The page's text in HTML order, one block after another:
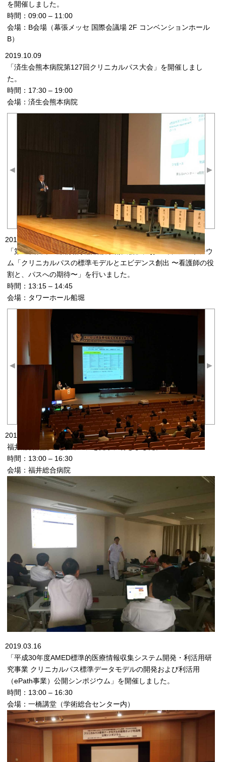
を開催しました。
時間：09:00 – 11:00
会場：B会場（幕張メッセ 国際会議場 2F コンベンションホール
B）
2019.10.09
「済生会熊本病院第127回クリニカルパス大会」を開催しまし
た。
時間：17:30 – 19:00
会場：済生会熊本病院
◀ ▶
2019.09.28
「第20回日本医療情報学会看護学術大会」において、シンポジウ
ム「クリニカルパスの標準モデルとエビデンス創出 〜看護師の役
割と、パスへの期待〜」を行いました。
時間：13:15 – 14:45
会場：タワーホール船堀
◀ ▶
2019.05.17
福井総合病院の電子カルテを見学に行きました。
時間：13:00 – 16:30
会場：福井総合病院
2019.03.16
「平成30年度AMED標準的医療情報収集システム開発・利活用研
究事業 クリニカルパス標準データモデルの開発および利活用
（ePath事業）公開シンポジウム」を開催しました。
時間：13:00 – 16:30
会場：一橋講堂（学術総合センター内）